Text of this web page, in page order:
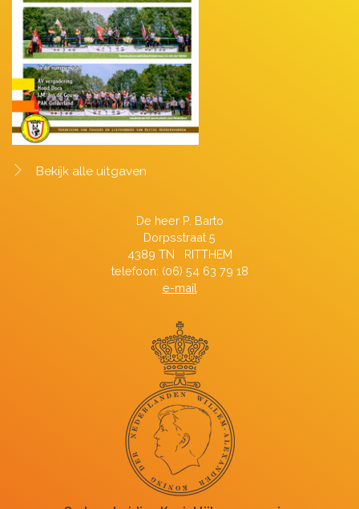
Bekijk alle uitgaven
De heer P. Barto
Dorpsstraat 5
4389 TN RITTHEM
telefoon: (06) 54 63 79 18
e-mail